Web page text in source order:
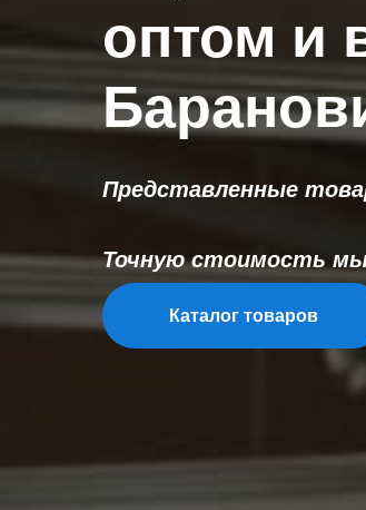
оптом и
Представленные
Точную стоимость мы
Каталог товаров